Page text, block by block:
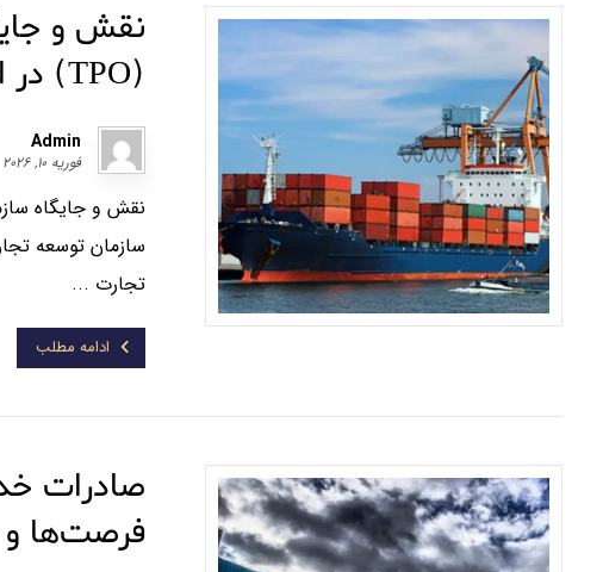
نقش و
(TPO) در اکوسیستم صادراتی
Admin
فوریه ۱۰, ۲۰۲۶
سازمان توسعه
تجارت ...
ادامه مطلب
صادرات
فرصت‌ها